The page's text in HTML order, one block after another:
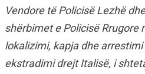
Vendore të Policisë Lezhë
shërbimet e Policisë Rrugore
lokalizimi, kapja dhe
ekstradimi drejt Italisë, i